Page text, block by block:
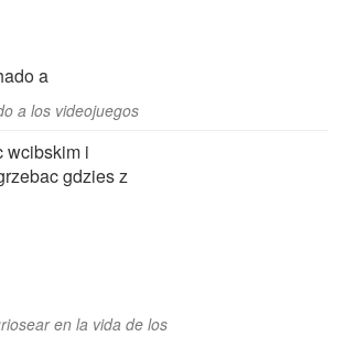
a
a los videojuegos
wcibskim i
gdzies z
en la vida de los